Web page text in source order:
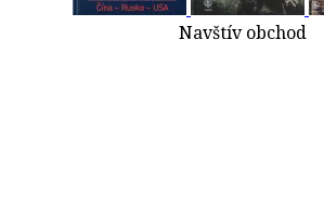
Navštív obchod